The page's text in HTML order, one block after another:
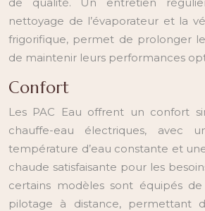
nettoyage de l’évaporateur et la
frigorifique, permet de prolonger
de maintenir leurs performances
Confort
Les PAC Eau offrent un confort
chauffe-eau électriques, avec
température d’eau constante et
chaude satisfaisante pour les
certains modèles sont équipés
pilotage à distance, permettant